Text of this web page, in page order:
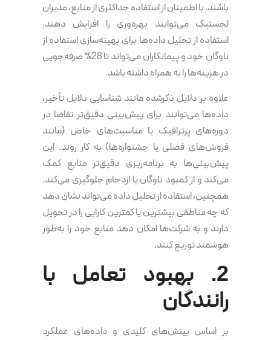
باشند. با اطمینان از استفاده حداکثری از منابع، مدیران
لجستیک می‌توانند بهره‌وری را افزایش دهند.
استفاده از تحلیل داده‌ها برای بهینه‌سازی استفاده از
ناوگان خود و پیمانکاران می‌تواند تا 28% صرفه‌جویی
در هزینه‌ها را به همراه داشته باشد.
علاوه بر دلایل ذکرشده مانند شناسایی دلایل تأخیر،
داده‌ها می‌توانند برای پیش‌بینی دقیق‌تر تقاضا در
دوره‌های پرترافیک یا مناسبت‌های خاص (مانند
فروش‌های فصلی یا جشنواره‌ها) به کار روند. این
پیش‌بینی‌ها به برنامه‌ریزی دقیق‌تر منابع کمک
می‌کند و از کمبود ناوگان یا ازدحام جلوگیری می‌کند.
همچنین، استفاده از تحلیل داده می‌تواند نشان دهد
که چه مناطقی بیشترین یا کمترین کارایی را در تحویل
دارند و به شرکت‌ها امکان دهد منابع خود را به‌طور
هوشمند توزیع کنند.
2. بهبود تعامل با
رانندگان
بر اساس بینش‌های کلیدی و داده‌های عملکرد